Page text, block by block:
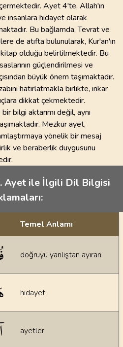
Ayet 4'te, Allah'ın
insanlara hidayet olarak
Bu bağlamda, Tevrat ve
de atıfta bulunularak, Kur'an'ın
olduğu belirtilmektedir. Bu
güçlendirilmesi ve
büyük önem taşımaktadır.
hatırlatmakla birlikte, inkar
dikkat çekmektedir.
bilgi aktarımı değil, aynı
Mezkur ayet,
yönelik bir mesaj
ve beraberlik duygusunu
Ayet ile İlgili Dil Bilgisi
Temel Anlamı
doğruyu yanlıştan ayıran
hidayet
ayetler